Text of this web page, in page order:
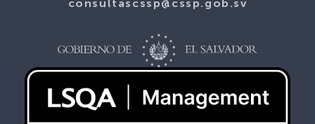
consultascssp@cssp.gob.sv